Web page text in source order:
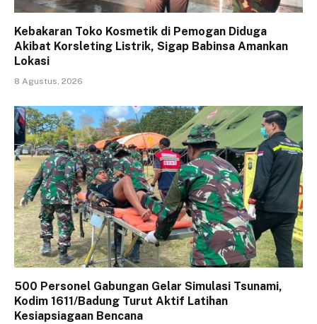
Kebakaran Toko Kosmetik di Pemogan Diduga
Akibat Korsleting Listrik, Sigap Babinsa Amankan
Lokasi
8 Agustus, 2026
500 Personel Gabungan Gelar Simulasi Tsunami,
Kodim 1611/Badung Turut Aktif Latihan
Kesiapsiagaan Bencana